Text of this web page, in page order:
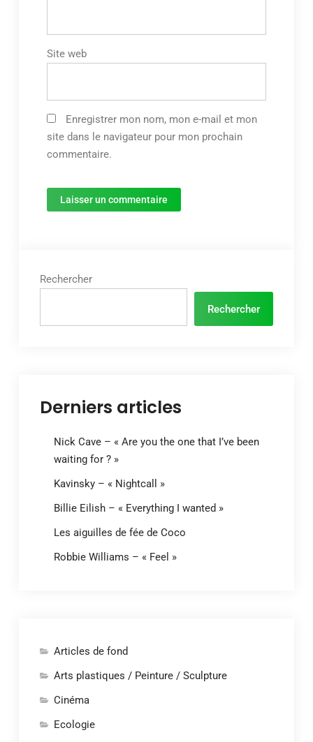
Site web
Enregistrer mon nom, mon e-mail et mon
site dans le navigateur pour mon prochain
commentaire.
Rechercher
Rechercher
Derniers articles
Nick Cave – « Are you the one that I’ve been
waiting for ? »
Kavinsky – « Nightcall »
Billie Eilish – « Everything I wanted »
Les aiguilles de fée de Coco
Robbie Williams – « Feel »
Articles de fond
Arts plastiques / Peinture / Sculpture
Cinéma
Ecologie